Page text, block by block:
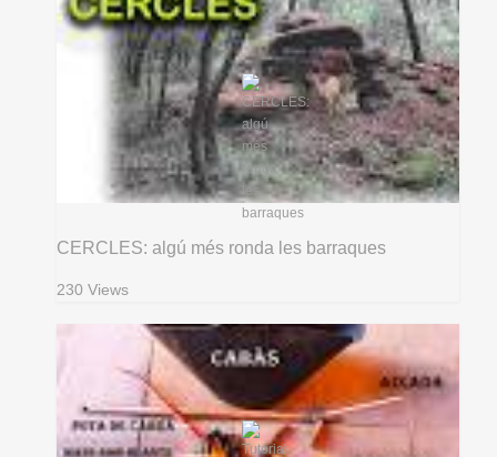
CERCLES: algú més ronda les barraques
230 Views